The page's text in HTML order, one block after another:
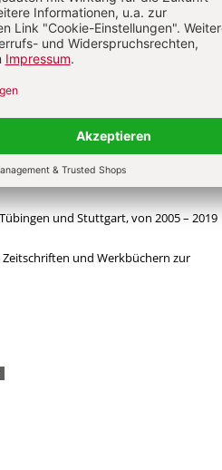
der Katholischen Theologie in
Promotion in Theologischer
und Stuttgart, von 2005 – 2019
und Werkbüchern zur